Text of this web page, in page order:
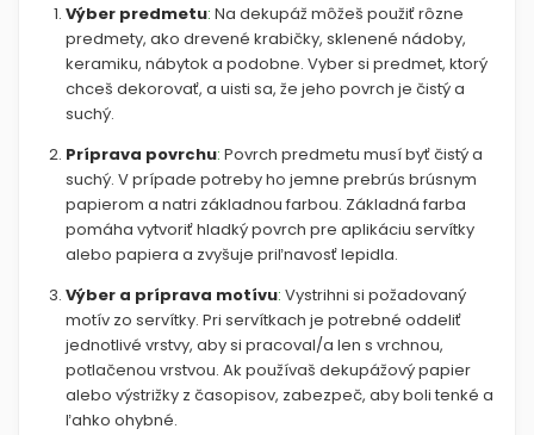
Výber predmetu: Na dekupáž môžeš použiť rôzne
predmety, ako drevené krabičky, sklenené nádoby,
keramiku, nábytok a podobne. Vyber si predmet, ktorý
chceš dekorovať, a uisti sa, že jeho povrch je čistý a
suchý.
Príprava povrchu: Povrch predmetu musí byť čistý a
suchý. V prípade potreby ho jemne prebrús brúsnym
papierom a natri základnou farbou. Základná farba
pomáha vytvoriť hladký povrch pre aplikáciu servítky
alebo papiera a zvyšuje priľnavosť lepidla.
Výber a príprava motívu: Vystrihni si požadovaný
motív zo servítky. Pri servítkach je potrebné oddeliť
jednotlivé vrstvy, aby si pracoval/a len s vrchnou,
potlačenou vrstvou. Ak používaš dekupážový papier
alebo výstrižky z časopisov, zabezpeč, aby boli tenké a
ľahko ohybné.